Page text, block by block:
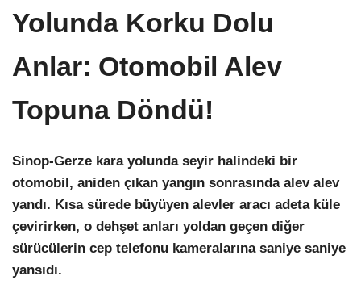
Yolunda Korku Dolu
Anlar: Otomobil Alev
Topuna Döndü!
Sinop-Gerze kara yolunda seyir halindeki bir
otomobil, aniden çıkan yangın sonrasında alev alev
yandı. Kısa sürede büyüyen alevler aracı adeta küle
çevirirken, o dehşet anları yoldan geçen diğer
sürücülerin cep telefonu kameralarına saniye saniye
yansıdı.